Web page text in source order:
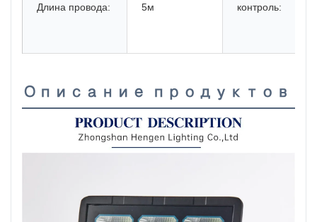
Длина провода: 5м контроль:
Описание продуктов